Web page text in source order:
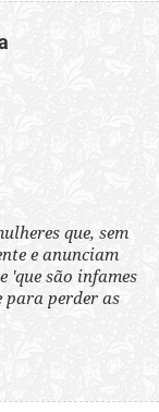
que, sem
e anunciam
'que são infames
para perder as